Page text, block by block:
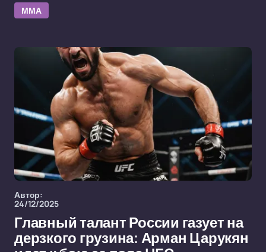
ММА
Автор:
24/12/2025
Главный талант России газует на
дерзкого грузина: Арман Царукян